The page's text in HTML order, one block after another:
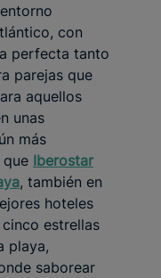
con
perfecta tanto
parejas que
aquellos
unas
más
que Iberostar
, también en
hoteles
estrellas
playa,
saborear